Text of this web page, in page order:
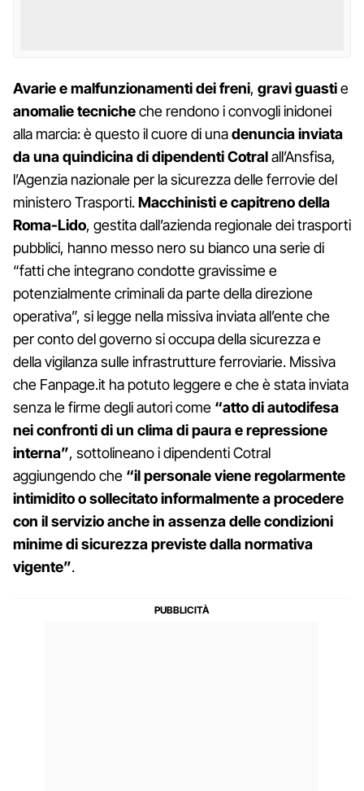
Avarie e malfunzionamenti dei freni, gravi guastie
anomalie tecnicheche rendono i convogli inidonei
alla marcia: è questo il cuore di unadenuncia inviata
da una quindicina di dipendenti Cotralall’Ansfisa,
l’Agenzia nazionale per la sicurezza delle ferrovie del
ministero Trasporti.Macchinisti e capitreno della
Roma-Lido, gestita dall’azienda regionale dei trasporti
pubblici, hanno messo nero su bianco una serie di
“fatti che integrano condotte gravissime e
potenzialmente criminali da parte della direzione
operativa”, si legge nella missiva inviata all’ente che
per conto del governo si occupa della sicurezza e
della vigilanza sulle infrastrutture ferroviarie. Missiva
che Fanpage.it ha potuto leggere e che è stata inviata
senza le firme degli autori come “atto di autodifesa
nei confronti di un clima di paura e repressione
interna”, sottolineano i dipendenti Cotral
aggiungendo che “il personale viene regolarmente
intimidito o sollecitato informalmente a procedere
con il servizio anche in assenza delle condizioni
minime di sicurezza previste dalla normativa
vigente”.